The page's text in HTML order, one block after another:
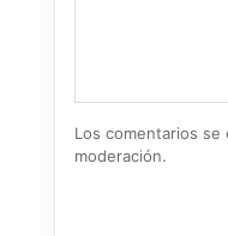
Los comentarios
moderación.